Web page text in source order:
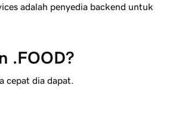
adalah penyedia backend untuk
.FOOD?
cepat dia dapat.